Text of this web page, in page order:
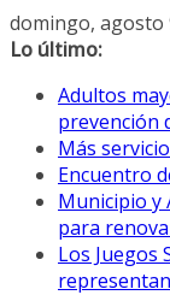
Saltar
al
domingo, agosto
Lo último:
Adultos
prevención
Más
Encuentro
Municipio y
para
Los Juegos